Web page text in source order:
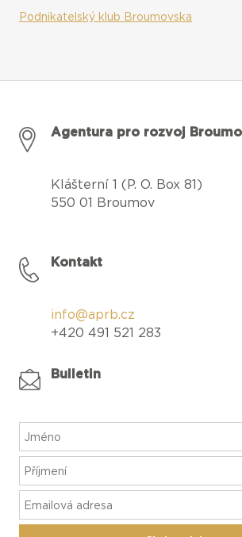
Podnikatelský klub Broumovska
Agentura pro rozvoj
Klášterní 1 (P. O. Box 81)
550 01 Broumov
Kontakt
info@aprb.cz
+420 491 521 283
Bulletin